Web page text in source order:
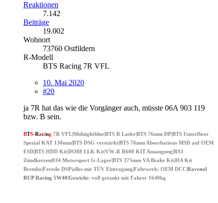
Reaktionen
7.142
Beiträge
19.002
Wohnort
73760 Ostfildern
R-Modell
BTS Racing 7R VFL
10. Mai 2020
#20
ja 7R hat das wie die Vorgänger auch, müsste 06A 903 119
bzw. B sein.
BTS-Racing 7R VFL|Midnightblue|BTS R Lader|BTS 76mm DP|BTS Unterfloor
Spezial KAT 130mm|BTS DSG verstärkt|BTS 76mm Absorbations MSD auf OEM
ESD|BTS HDD Kit|DO88 LLK Kit|VW-R R600 KIT Ansaugung|RS3
Zündkerzen|034 Motorsport G-Lager|BTS 375mm VA Brake Kit|HA Kit
Brembo|Ferodo DSP|alles mit TÜV Eintragung| Fahrwerk: OEM DCC| Ravenol
RUP Racing 5W40 Gewicht: voll getankt mit Fahrer 1640kg